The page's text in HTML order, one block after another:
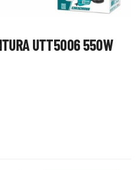
UTT5006 550W